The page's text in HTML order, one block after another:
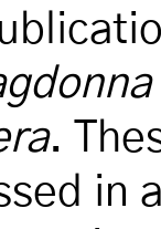
.
in